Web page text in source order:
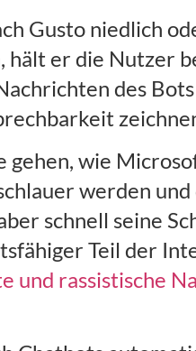
Gusto niedlich
er die Nutzer
des
gehen, wie
werden
schnell seine
Teil der
und rassistische